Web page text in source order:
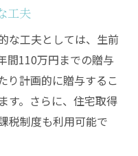
減の仕組み理解
た節税ポイント
活用の最新動向
の重要ポイント
工夫
な工夫としては、生前
間110万円までの贈与
り計画的に贈与するこ
す。さらに、住宅取得
税制度も利用可能で